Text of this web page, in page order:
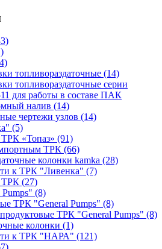
топливораздаточные (14)
топливораздаточные серии
для работы в составе ПАК
налив (14)
чертежи узлов (14)
(5)
ТРК «Топаз» (91)
ТРК (66)
колонки kamka (28)
к ТРК "Ливенка" (7)
ТРК (27)
(8)
ТРК "General Pumps" (8)
ТРК "General Pumps" (8)
колонки (1)
к ТРК "НАРА" (121)